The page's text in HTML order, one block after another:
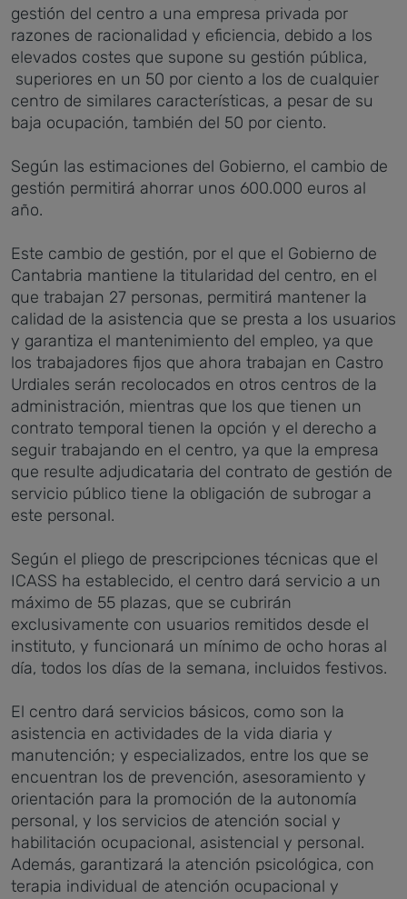
gestión del centro a una empresa privada por
razones de racionalidad y eficiencia, debido a los
elevados costes que supone su gestión pública,
superiores en un 50 por ciento a los de cualquier
centro de similares características, a pesar de su
baja ocupación, también del 50 por ciento.
Según las estimaciones del Gobierno, el cambio de
gestión permitirá ahorrar unos 600.000 euros al
año.
Este cambio de gestión, por el que el Gobierno de
Cantabria mantiene la titularidad del centro, en el
que trabajan 27 personas, permitirá mantener la
calidad de la asistencia que se presta a los usuarios
y garantiza el mantenimiento del empleo, ya que
los trabajadores fijos que ahora trabajan en Castro
Urdiales serán recolocados en otros centros de la
administración, mientras que los que tienen un
contrato temporal tienen la opción y el derecho a
seguir trabajando en el centro, ya que la empresa
que resulte adjudicataria del contrato de gestión de
servicio público tiene la obligación de subrogar a
este personal.
Según el pliego de prescripciones técnicas que el
ICASS ha establecido, el centro dará servicio a un
máximo de 55 plazas, que se cubrirán
exclusivamente con usuarios remitidos desde el
instituto, y funcionará un mínimo de ocho horas al
día, todos los días de la semana, incluidos festivos.
El centro dará servicios básicos, como son la
asistencia en actividades de la vida diaria y
manutención; y especializados, entre los que se
encuentran los de prevención, asesoramiento y
orientación para la promoción de la autonomía
personal, y los servicios de atención social y
habilitación ocupacional, asistencial y personal.
Además, garantizará la atención psicológica, con
terapia individual de atención ocupacional y